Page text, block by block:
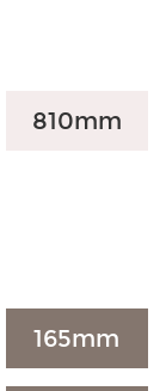
810mm
165mm